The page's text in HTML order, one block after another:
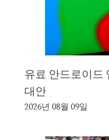
유료 안드로이드
대안
2026년 08월 09일